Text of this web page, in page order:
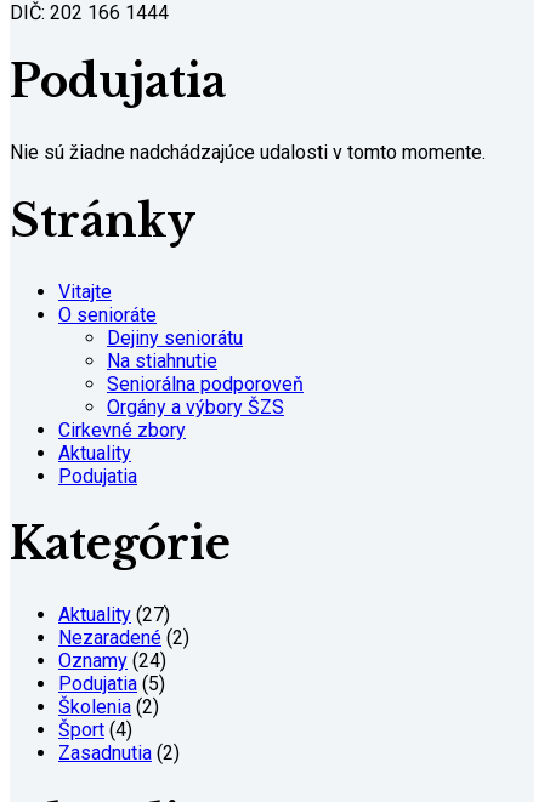
DIČ: 202 166 1444
Podujatia
Nie sú žiadne nadchádzajúce udalosti v tomto momente.
Stránky
Vitajte
O senioráte
Dejiny seniorátu
Na stiahnutie
Seniorálna podporoveň
Orgány a výbory ŠZS
Cirkevné zbory
Aktuality
Podujatia
Kategórie
Aktuality (27)
Nezaradené (2)
Oznamy (24)
Podujatia (5)
Školenia (2)
Šport (4)
Zasadnutia (2)